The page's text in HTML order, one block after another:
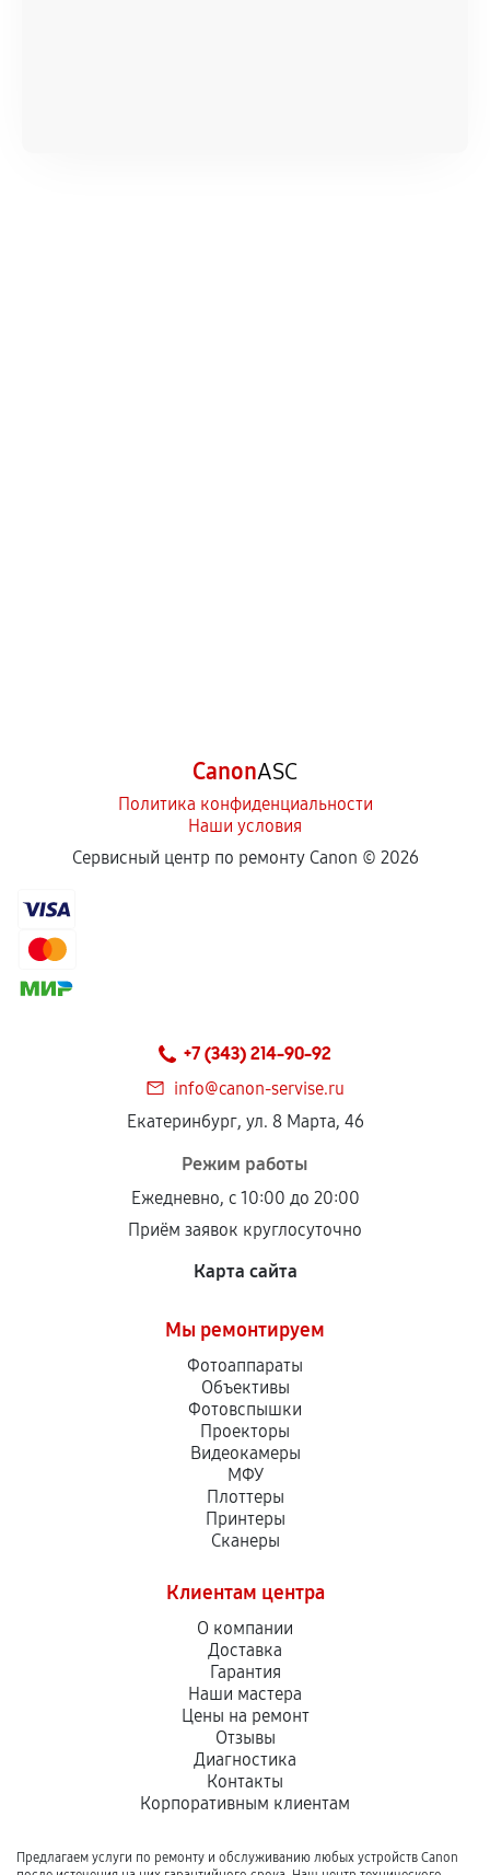
CanonASC
Политика конфиденциальности
Наши условия
Сервисный центр по ремонту Canon © 2026
+7 (343) 214-90-92
info@canon-servise.ru
Екатеринбург, ул. 8 Марта, 46
Режим работы
Ежедневно, с 10:00 до 20:00
Приём заявок круглосуточно
Карта сайта
Мы ремонтируем
Фотоаппараты
Объективы
Фотовспышки
Проекторы
Видеокамеры
МФУ
Плоттеры
Принтеры
Сканеры
Клиентам центра
О компании
Доставка
Гарантия
Наши мастера
Цены на ремонт
Отзывы
Диагностика
Контакты
Корпоративным клиентам
Предлагаем услуги по ремонту и обслуживанию любых устройств Canon